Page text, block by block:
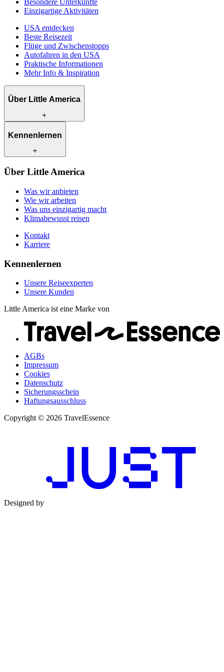
Besondere Unterkünfte
Einzigartige Aktivitäten
USA entdecken
Beste Reisezeit
Flüge und Zwischenstopps
Autofahren in den USA
Praktische Informationen
Mehr Info & Inspiration
Über Little America
Was wir anbieten
Was uns einzigartig macht
Kontakt
Karriere
Kennenlernen
Unsere Reiseexperten
Über Little America
Was wir anbieten
Wie wir arbeiten
Was uns einzigartig macht
Klimabewusst reisen
Kontakt
Karriere
Kennenlernen
Unsere Reiseexperten
Unsere Kunden
Little America ist eine Marke von
AGBs
Impressum
Cookies
Datenschutz
Sicherungsschein
Haftungsausschluss
Copyright © 2026 TravelEssence
Designed by